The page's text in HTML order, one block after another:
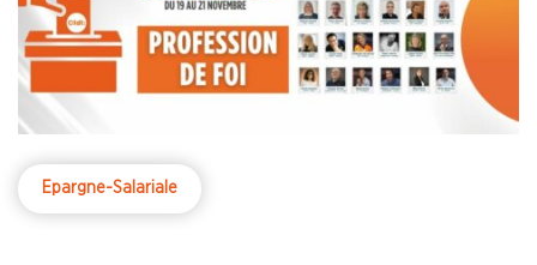
Epargne-Salariale